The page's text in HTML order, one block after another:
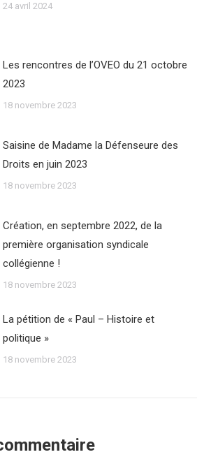
24 avril 2024
Les rencontres de l’OVEO du 21 octobre
2023
18 novembre 2023
Saisine de Madame la Défenseure des
Droits en juin 2023
18 novembre 2023
Création, en septembre 2022, de la
première organisation syndicale
collégienne !
18 novembre 2023
La pétition de « Paul – Histoire et
politique »
18 novembre 2023